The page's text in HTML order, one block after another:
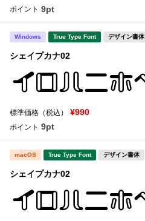
ポイント 9pt
Windows True Type Font デザイン書体
シェイプカナ02
標準価格（税込） ¥990
ポイント 9pt
macOS True Type Font デザイン書体
シェイプカナ02